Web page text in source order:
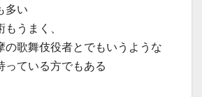
多い
もうまく、
の歌舞伎役者とでもいうような
っている方でもある